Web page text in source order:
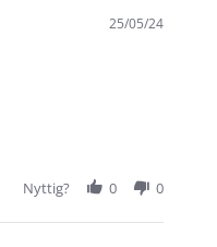
25/05/24
Nyttig? 0 0